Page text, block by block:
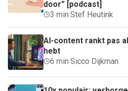
door” [podcast]
3 min·Stef Heutink
AI-content rankt pas
hebt
6 min·Sicco Dijkman